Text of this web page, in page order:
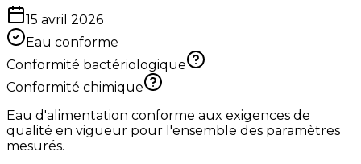
15 avril 2026
Eau conforme
Conformité bactériologique
Conformité chimique
Eau d'alimentation conforme aux exigences de
qualité en vigueur pour l'ensemble des paramètres
mesurés.